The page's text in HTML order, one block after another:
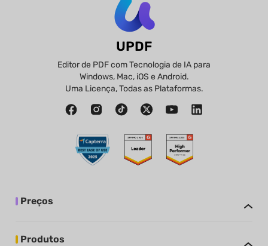
UPDF
Editor de PDF com Tecnologia de IA para
Windows, Mac, iOS e Android.
Uma Licença, Todas as Plataformas.
Preços
Produtos